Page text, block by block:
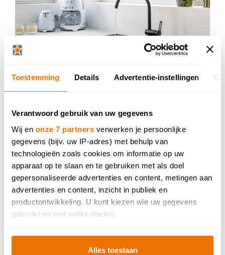
Toestemming Details Advertentie-instellingen
Verantwoord gebruik van uw gegevens
Wij en onze 7 partners verwerken je persoonlijke
gegevens (bijv. uw IP-adres) met behulp van
technologieën zoals cookies om informatie op uw
apparaat op te slaan en te gebruiken met als doel
gepersonaliseerde advertenties en content, metingen aan
advertenties en content, inzicht in publiek en
productontwikkeling. U kunt kiezen wie uw gegevens
gebruikt en met welke doelen.
Als u het toestaat, willen we ook graag:
Informatie verzamelen over uw geografische locatie,
Alles toestaan